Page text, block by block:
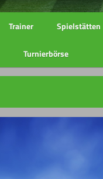
Trainer Spielstätten
Turnierbörse